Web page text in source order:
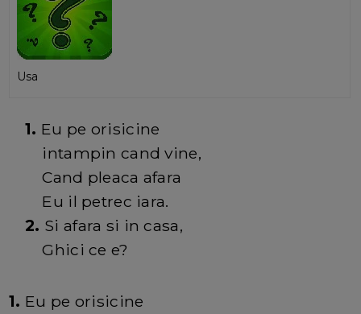
Usa
1. Eu pe orisicine
intampin cand vine,
Cand pleaca afara
Eu il petrec iara.
2. Si afara si in casa,
Ghici ce e?
1. Eu pe orisicine